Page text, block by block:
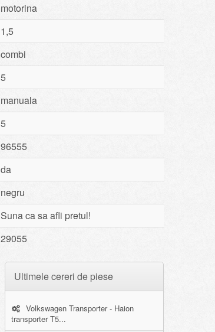
motorina
1,5
combi
5
manuala
5
96555
da
negru
Suna ca sa afli pretul!
29055
Ultimele cereri de piese
Volkswagen Transporter - Haion
transporter T5...